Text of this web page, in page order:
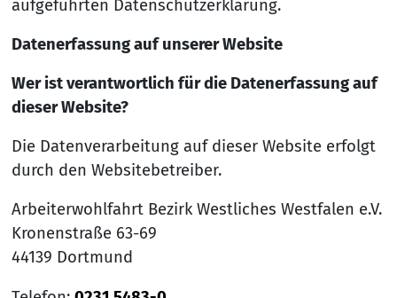
aufgeführten Datenschutzerklärung.
Datenerfassung auf unserer Website
Wer ist verantwortlich für die Datenerfassung auf
dieser Website?
Die Datenverarbeitung auf dieser Website erfolgt
durch den Websitebetreiber.
Arbeiterwohlfahrt Bezirk Westliches Westfalen e.V.
Kronenstraße 63-69
44139 Dortmund